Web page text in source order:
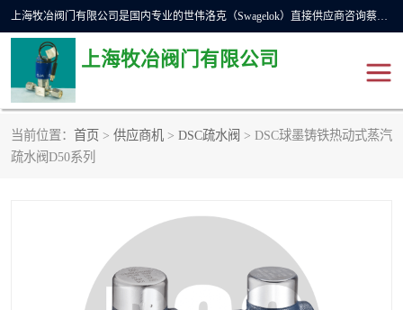
上海牧冶阀门有限公司是国内专业的世伟洛克（Swagelok）直接供应商咨询蔡工，主营世伟洛克球阀、世伟洛克针型阀、世伟洛克隔膜阀、世伟洛克旋塞阀、世伟洛克单向阀、世伟洛克接头、世伟洛克快速接头、世伟洛克卡套管、世伟洛克弯管器、世伟洛克工具等。
上海牧冶阀门有限公司
当前位置： 首页 > 供应商机 > DSC疏水阀 > DSC球墨铸铁热动式蒸汽
疏水阀D50系列
世伟洛克
世伟洛克过滤器 世伟洛克隔膜阀
世伟洛克单向阀 世伟洛克波纹管阀